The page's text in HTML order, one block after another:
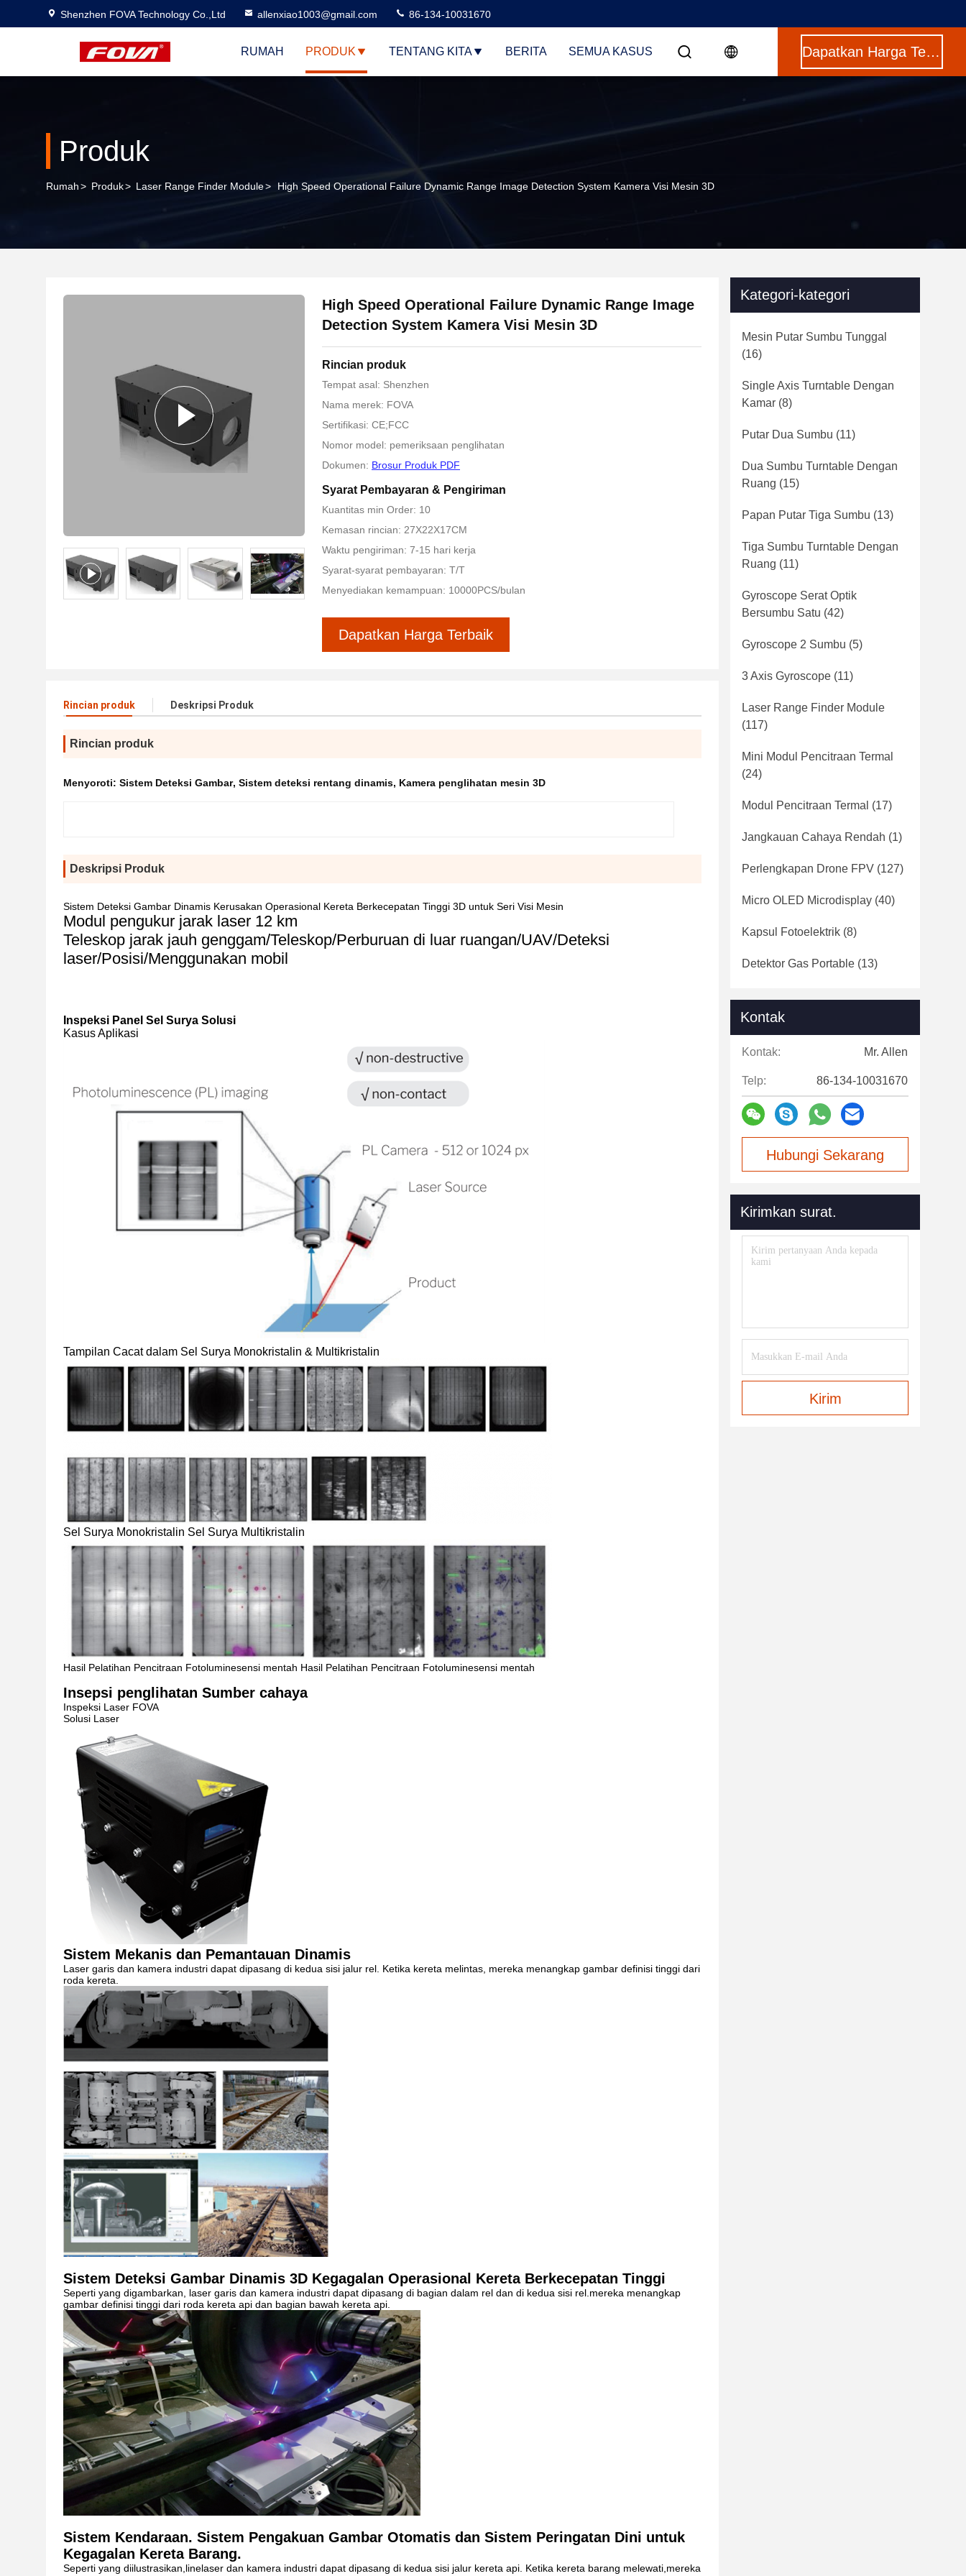
Shenzhen FOVA Technology Co.,Ltd allenxiao1003@gmail.com 86-134-10031670
RUMAH PRODUK TENTANG KITA BERITA SEMUA KASUS Dapatkan Harga Terbaik
Produk
Rumah> Produk> Laser Range Finder Module> High Speed Operational Failure Dynamic Range Image Detection System Kamera Visi Mesin 3D
High Speed Operational Failure Dynamic Range Image
Detection System Kamera Visi Mesin 3D
Rincian produk
Tempat asal: Shenzhen
Nama merek: FOVA
Sertifikasi: CE;FCC
Nomor model: pemeriksaan penglihatan
Dokumen: Brosur Produk PDF
Syarat Pembayaran & Pengiriman
Kuantitas min Order: 10
Kemasan rincian: 27X22X17CM
Waktu pengiriman: 7-15 hari kerja
Syarat-syarat pembayaran: T/T
Menyediakan kemampuan: 10000PCS/bulan
Dapatkan Harga Terbaik
Rincian produk Deskripsi Produk
Rincian produk
Menyoroti: Sistem Deteksi Gambar, Sistem deteksi rentang dinamis, Kamera penglihatan mesin 3D
Deskripsi Produk
Sistem Deteksi Gambar Dinamis Kerusakan Operasional Kereta Berkecepatan Tinggi 3D untuk Seri Visi Mesin
Modul pengukur jarak laser 12 km
Teleskop jarak jauh genggam/Teleskop/Perburuan di luar ruangan/UAV/Deteksi
laser/Posisi/Menggunakan mobil
Inspeksi Panel Sel Surya Solusi
Kasus Aplikasi
Tampilan Cacat dalam Sel Surya Monokristalin & Multikristalin
Sel Surya Monokristalin Sel Surya Multikristalin
Hasil Pelatihan Pencitraan Fotoluminesensi mentah Hasil Pelatihan Pencitraan Fotoluminesensi mentah
Insepsi penglihatan Sumber cahaya
Inspeksi Laser FOVA
Solusi Laser
Sistem Mekanis dan Pemantauan Dinamis
Laser garis dan kamera industri dapat dipasang di kedua sisi jalur rel. Ketika kereta melintas, mereka menangkap gambar definisi tinggi dari
roda kereta.
Sistem Deteksi Gambar Dinamis 3D Kegagalan Operasional Kereta Berkecepatan Tinggi
Seperti yang digambarkan, laser garis dan kamera industri dapat dipasang di bagian dalam rel dan di kedua sisi rel.mereka menangkap
gambar definisi tinggi dari roda kereta api dan bagian bawah kereta api.
Sistem Kendaraan. Sistem Pengakuan Gambar Otomatis dan Sistem Peringatan Dini untuk
Kegagalan Kereta Barang.
Seperti yang diilustrasikan,linelaser dan kamera industri dapat dipasang di kedua sisi jalur kereta api. Ketika kereta barang melewati,mereka
Kategori-kategori
Mesin Putar Sumbu Tunggal
(16)
Single Axis Turntable Dengan
Kamar (8)
Putar Dua Sumbu (11)
Dua Sumbu Turntable Dengan
Ruang (15)
Papan Putar Tiga Sumbu (13)
Tiga Sumbu Turntable Dengan
Ruang (11)
Gyroscope Serat Optik
Bersumbu Satu (42)
Gyroscope 2 Sumbu (5)
3 Axis Gyroscope (11)
Laser Range Finder Module
(117)
Mini Modul Pencitraan Termal
(24)
Modul Pencitraan Termal (17)
Jangkauan Cahaya Rendah (1)
Perlengkapan Drone FPV (127)
Micro OLED Microdisplay (40)
Kapsul Fotoelektrik (8)
Detektor Gas Portable (13)
Kontak
Kontak: Mr. Allen
Telp: 86-134-10031670
Hubungi Sekarang
Kirimkan surat.
Kirim